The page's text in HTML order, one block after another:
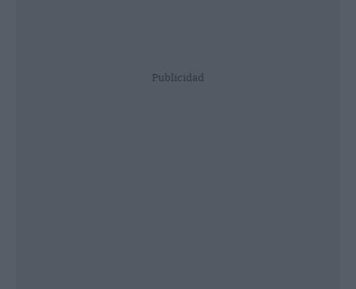
Publicidad